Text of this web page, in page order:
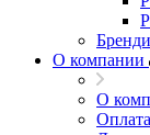
О компании
О
Оплата